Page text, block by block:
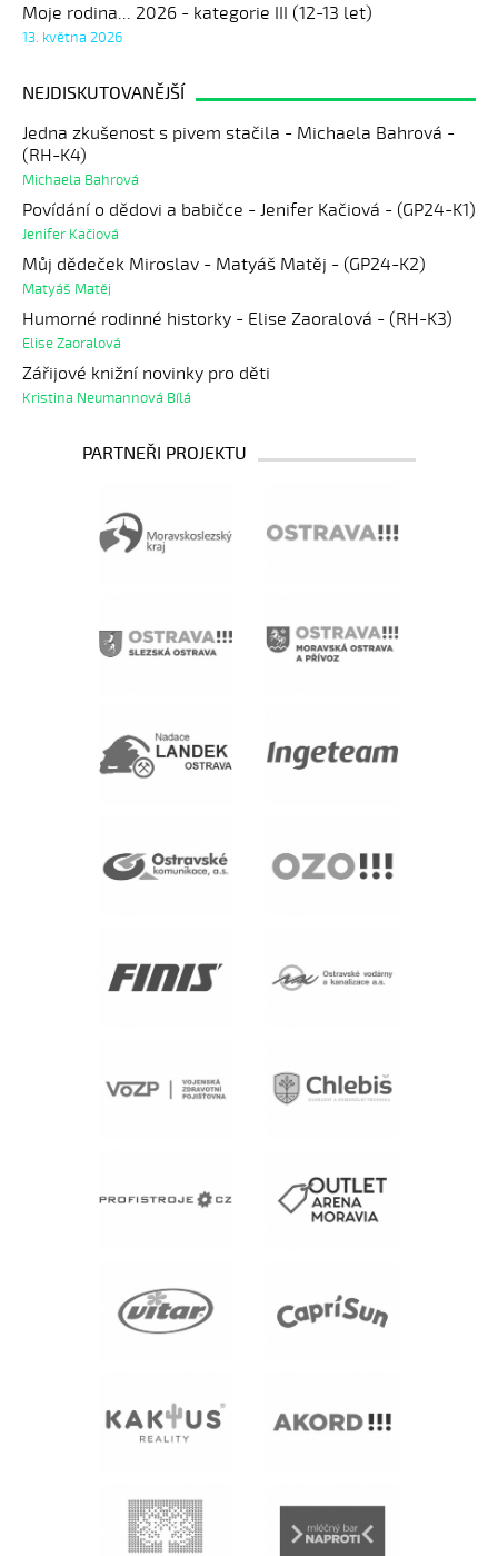
Moje rodina... 2026 - kategorie III (12-13 let)
13. května 2026
NEJDISKUTOVANĚJŠÍ
Jedna zkušenost s pivem stačila - Michaela Bahrová -
(RH-K4)
Michaela Bahrová
Povídání o dědovi a babičce - Jenifer Kačiová - (GP24-K1)
Jenifer Kačiová
Můj dědeček Miroslav - Matyáš Matěj - (GP24-K2)
Matyáš Matěj
Humorné rodinné historky - Elise Zaoralová - (RH-K3)
Elise Zaoralová
Zářijové knižní novinky pro děti
Kristina Neumannová Bílá
PARTNEŘI PROJEKTU